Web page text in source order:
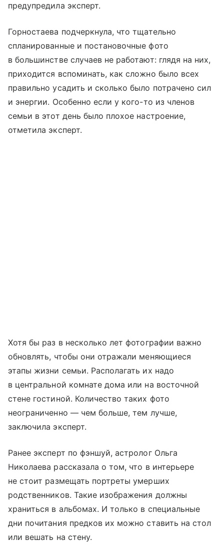
предупредила эксперт.
Горностаева подчеркнула, что тщательно
спланированные и постановочные фото
в большинстве случаев не работают: глядя на них,
приходится вспоминать, как сложно было всех
правильно усадить и сколько было потрачено сил
и энергии. Особенно если у кого-то из членов
семьи в этот день было плохое настроение,
отметила эксперт.
Хотя бы раз в несколько лет фотографии важно
обновлять, чтобы они отражали меняющиеся
этапы жизни семьи. Располагать их надо
в центральной комнате дома или на восточной
стене гостиной. Количество таких фото
неограниченно — чем больше, тем лучше,
заключила эксперт.
Ранее эксперт по фэншуй, астролог Ольга
Николаева рассказала о том, что в интерьере
не стоит размещать портреты умерших
родственников. Такие изображения должны
храниться в альбомах. И только в специальные
дни почитания предков их можно ставить на стол
или вешать на стену.